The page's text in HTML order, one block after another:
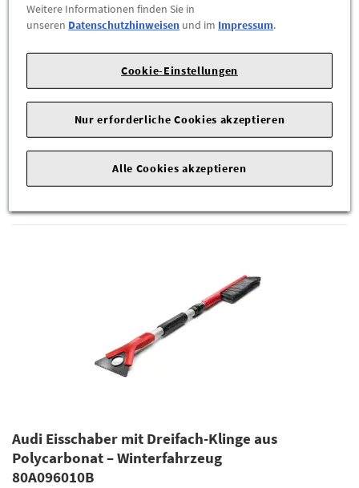
Der multifunktionale Eiskratzer aus robustem und
um Fahrzeugscheiben von Schnee und Eis zu befreien. Mit der
dreifach drehbaren Schaberklinge kann man unterschiedliche
Beschlagarten wie dünneres bzw. dickeres Eis von der
jeweiligen Scheibenoberfläche lösen. Das ...
8,40 €*
Audi Eisschaber mit Dreifach-Klinge aus
Polycarbonat – Winterfahrzeug
80A096010B
Weitere Informationen finden Sie in
unseren Datenschutzhinweisen und im Impressum.
Cookie-Einstellungen
Nur erforderliche Cookies akzeptieren
Alle Cookies akzeptieren